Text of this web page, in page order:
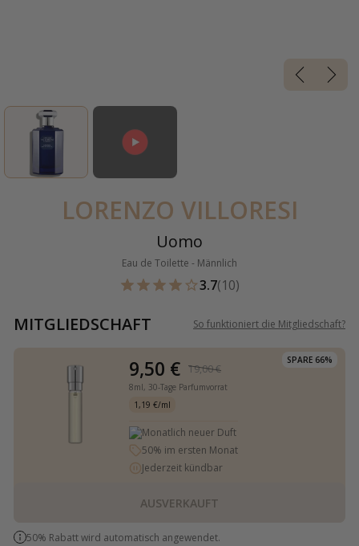
LORENZO VILLORESI
Uomo
Eau de Toilette - Männlich
3.7(10)
MITGLIEDSCHAFT So funktioniert die Mitgliedschaft?
SPARE 66%
9,50 € 19,00 €
8ml, 30-Tage Parfumvorrat
1,19 €/ml
Monatlich neuer Duft
50% im ersten Monat
Jederzeit kündbar
AUSVERKAUFT
50% Rabatt wird automatisch angewendet.